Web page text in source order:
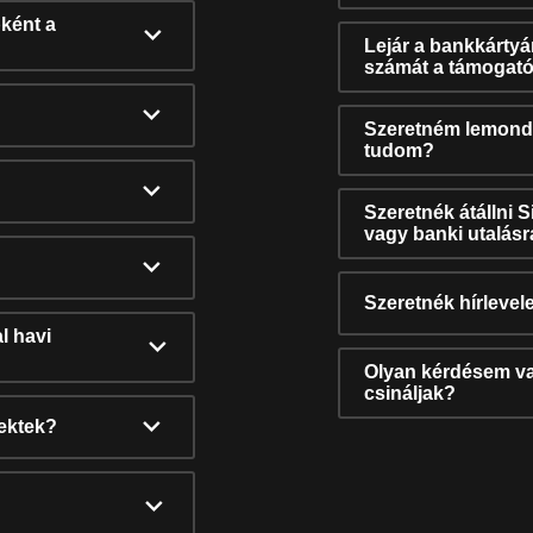
a
havi
Lejár a
számát a
Szeretném
tudom?
Szeretnék átállni
vagy banki
Szeretnék
Olyan kérdésem
csináljak?